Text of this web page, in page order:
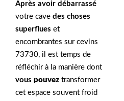
Après avoir débarrassé
votre cave des choses
superflues et
encombrantes sur cevins
73730, il est temps de
réfléchir à la manière dont
vous pouvez transformer
cet espace souvent froid